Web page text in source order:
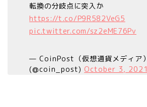
転換の分岐点に突入か
https://t.co/P9R582VeG5
pic.twitter.com/sz2eME76Pv
— CoinPost（仮想通貨メディア）
(@coin_post) October 3, 2021